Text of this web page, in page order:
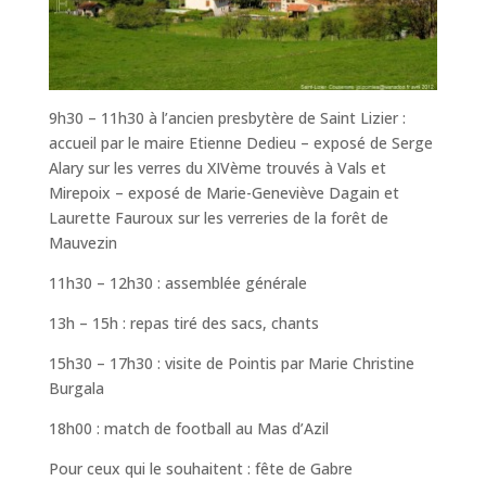
9h30 – 11h30 à l’ancien presbytère de Saint Lizier :
accueil par le maire Etienne Dedieu – exposé de Serge
Alary sur les verres du XIVème trouvés à Vals et
Mirepoix – exposé de Marie-Geneviève Dagain et
Laurette Fauroux sur les verreries de la forêt de
Mauvezin
11h30 – 12h30 : assemblée générale
13h – 15h : repas tiré des sacs, chants
15h30 – 17h30 : visite de Pointis par Marie Christine
Burgala
18h00 : match de football au Mas d’Azil
Pour ceux qui le souhaitent : fête de Gabre